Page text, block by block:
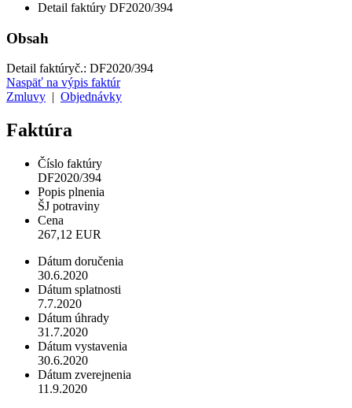
Detail faktúry DF2020/394
Obsah
Detail faktúryč.: DF2020/394
Naspäť na výpis faktúr
Zmluvy
Objednávky
Faktúra
Číslo faktúry
DF2020/394
Popis plnenia
ŠJ potraviny
Cena
267,12 EUR
Dátum doručenia
30.6.2020
Dátum splatnosti
7.7.2020
Dátum úhrady
31.7.2020
Dátum vystavenia
30.6.2020
Dátum zverejnenia
11.9.2020